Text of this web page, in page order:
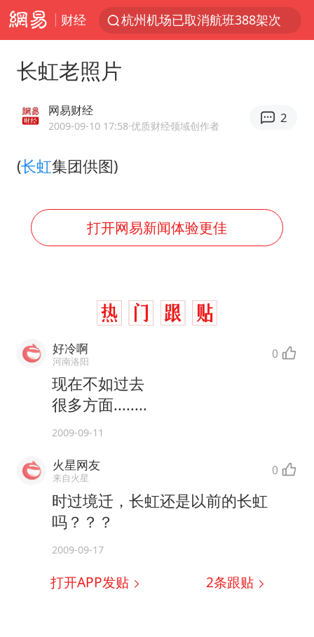
财经
杭州机场已取消航班388架次
白海豚北上或致京津冀暴雨
世界第1特鲁姆普斯诺克中国赛一轮游
《龙餐馆》 冲奖
韩军前线部队连曝丑闻
长虹老照片
网易财经
2009-09-10 17:58·优质财经领域创作者
2
(长虹集团供图)
打开网易新闻体验更佳
好冷啊
河南洛阳 0
现在不如过去
很多方面........
2009-09-11
火星网友
来自火星 0
时过境迁，长虹还是以前的长虹
吗？？？
2009-09-17
打开APP发贴 2条跟贴